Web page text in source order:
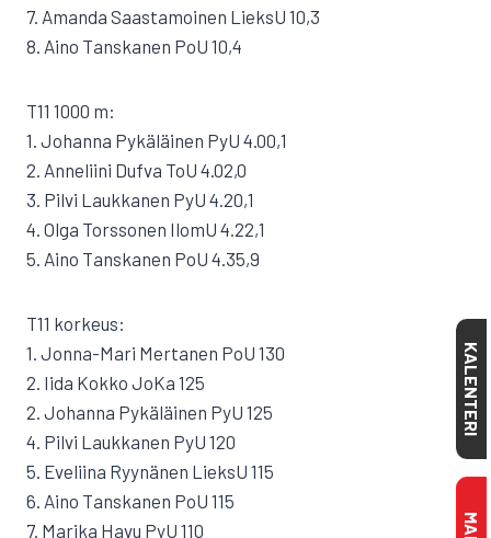
7. Amanda Saastamoinen LieksU 10,3
8. Aino Tanskanen PoU 10,4
T11 1000 m:
1. Johanna Pykäläinen PyU 4.00,1
2. Anneliini Dufva ToU 4.02,0
3. Pilvi Laukkanen PyU 4.20,1
4. Olga Torssonen IlomU 4.22,1
5. Aino Tanskanen PoU 4.35,9
T11 korkeus:
1. Jonna-Mari Mertanen PoU 130
2. Iida Kokko JoKa 125
2. Johanna Pykäläinen PyU 125
4. Pilvi Laukkanen PyU 120
5. Eveliina Ryynänen LieksU 115
6. Aino Tanskanen PoU 115
7. Marika Havu PyU 110
KALENTERI